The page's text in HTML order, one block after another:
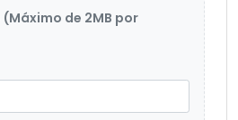
(Máximo de 2MB por